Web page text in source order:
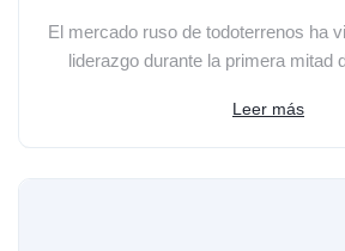
El mercado ruso de todoterrenos ha
liderazgo durante la primera mitad
Leer más